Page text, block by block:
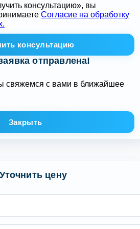
консультацию», вы
Согласие на обработку
консультацию
отправлена!
с вами в ближайшее
Закрыть
цену